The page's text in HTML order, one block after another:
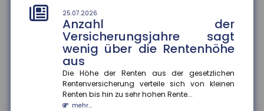
25.07.2026
Anzahl der
Versicherungsjahre sagt
wenig über die Rentenhöhe
aus
Die Höhe der Renten aus der gesetzlichen
Rentenversicherung verteile sich von kleinen
Renten bis hin zu sehr hohen Rente...
mehr...
stark an
Im Juli stieg der ZEW-Index um 15,8 Punkte an und
beträgt nun plus 26,3 Punkte. Die Einschätzung der
aktuellen konjunk...
mehr...
21.07.2026
Zu wenig Mietangebot in
Großstädten